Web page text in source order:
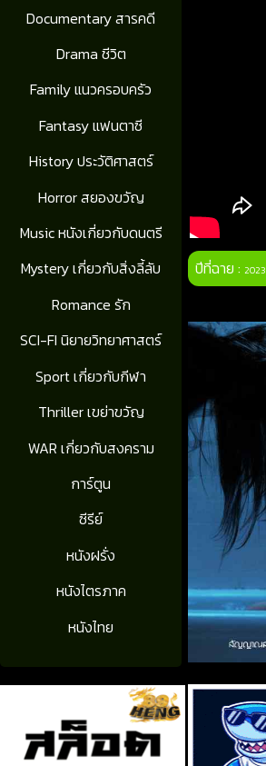
Documentary สารคดี
Drama ชีวิต
Family แนวครอบครัว
Fantasy แฟนตาซี
History ประวัติศาสตร์
Horror สยองขวัญ
Music หนังเกี่ยวกับดนตรี
Mystery เกี่ยวกับสิ่งลี้ลับ
Romance รัก
SCI-FI นิยายวิทยาศาสตร์
Sport เกี่ยวกับกีฬา
Thriller เขย่าขวัญ
WAR เกี่ยวกับสงคราม
การ์ตูน
ซีรีย์
หนังฝรั่ง
หนังไตรภาค
หนังไทย
ปีที่ฉาย :2023